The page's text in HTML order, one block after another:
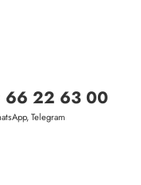
66 22 63 00
Telegram